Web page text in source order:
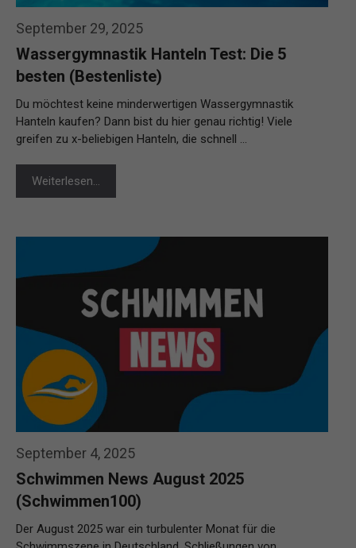
September 29, 2025
Wassergymnastik Hanteln Test: Die 5
besten (Bestenliste)
Du möchtest keine minderwertigen Wassergymnastik
Hanteln kaufen? Dann bist du hier genau richtig! Viele
greifen zu x-beliebigen Hanteln, die schnell …
Weiterlesen…
September 4, 2025
Schwimmen News August 2025
(Schwimmen100)
Der August 2025 war ein turbulenter Monat für die